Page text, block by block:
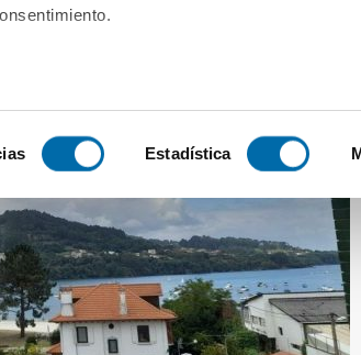
activamente para buscar
se procesan sus datos personales y
. Puede cambiar o retirar su consentimiento
para personalizar el contenido y los
Además, compartimos información sobre el
Estadística